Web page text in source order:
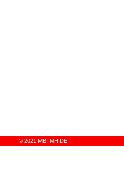
© 2021 MBI-MH.DE